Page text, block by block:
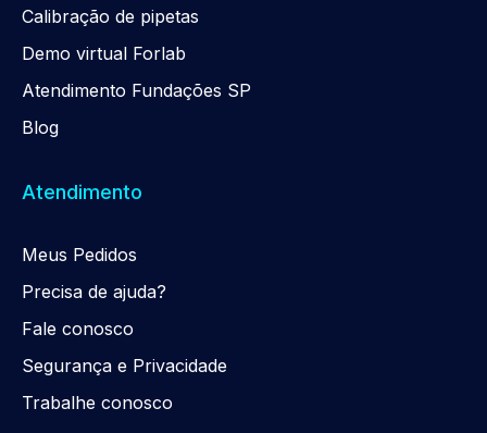
Calibração de pipetas
Demo virtual Forlab
Atendimento Fundações SP
Blog
Atendimento
Meus Pedidos
Precisa de ajuda?
Fale conosco
Segurança e Privacidade
Trabalhe conosco